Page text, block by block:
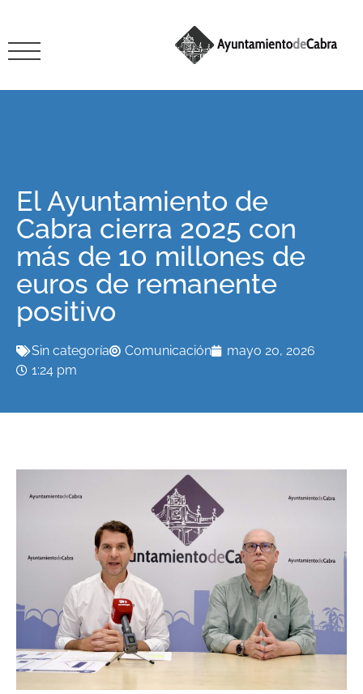
El Ayuntamiento de
Cabra cierra 2025 con
más de 10 millones de
euros de remanente
positivo
Sin categoría Comunicación
mayo 20, 2026
1:24 pm